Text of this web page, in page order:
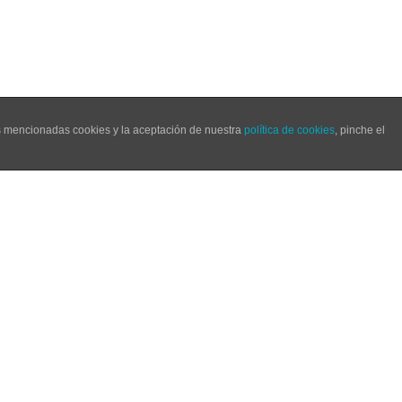
cookies y la aceptación de nuestra política de cookies, pinche el